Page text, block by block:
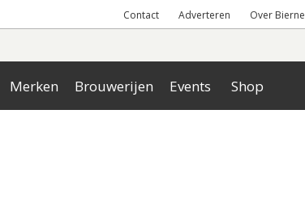
Contact Adverteren Over
Merken Brouwerijen Events Shop